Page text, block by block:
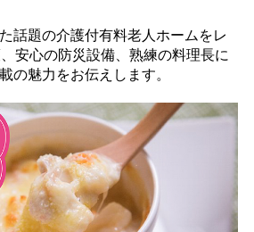
話題の介護付有料老人ホームをレ
安心の防災設備、熟練の料理長に
の魅力をお伝えします。